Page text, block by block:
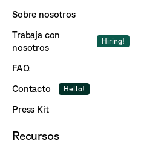
Sobre nosotros
Trabaja con
nosotros
Hiring!
FAQ
Contacto
Hello!
Press Kit
Recursos